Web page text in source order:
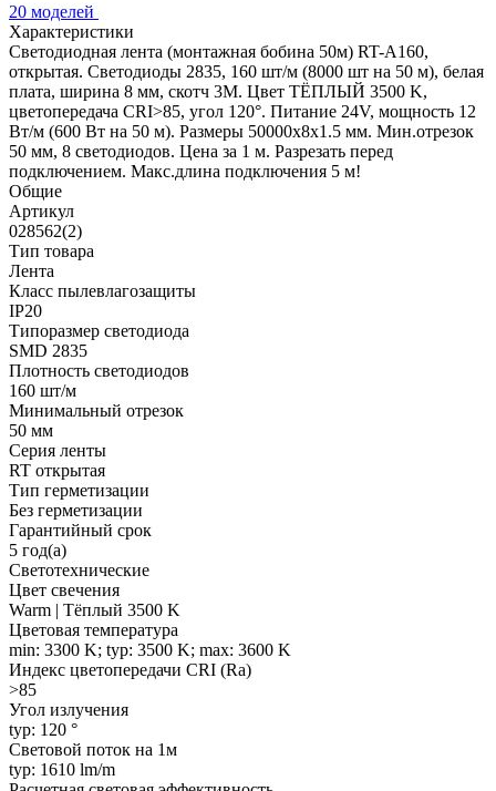
20 моделей
Характеристики
Светодиодная лента (монтажная бобина 50м) RT-A160,
открытая. Светодиоды 2835, 160 шт/м (8000 шт на 50 м), белая
плата, ширина 8 мм, скотч 3M. Цвет ТЁПЛЫЙ 3500 K,
цветопередача CRI>85, угол 120°. Питание 24V, мощность 12
Вт/м (600 Вт на 50 м). Размеры 50000x8x1.5 мм. Мин.отрезок
50 мм, 8 светодиодов. Цена за 1 м. Разрезать перед
подключением. Макс.длина подключения 5 м!
Общие
Артикул
028562(2)
Тип товара
Лента
Класс пылевлагозащиты
IP20
Типоразмер светодиода
SMD 2835
Плотность светодиодов
160 шт/м
Минимальный отрезок
50 мм
Серия ленты
RT открытая
Тип герметизации
Без герметизации
Гарантийный срок
5 год(а)
Светотехнические
Цвет свечения
Warm | Тёплый 3500 K
Цветовая температура
min: 3300 K; typ: 3500 K; max: 3600 K
Индекс цветопередачи CRI (Ra)
>85
Угол излучения
typ: 120 °
Световой поток на 1м
typ: 1610 lm/m